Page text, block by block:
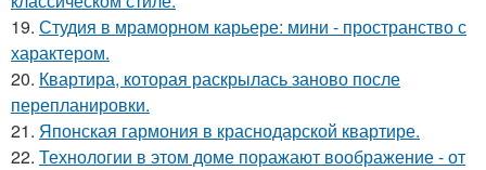
19. Студия в мраморном карьере: мини - пространство с
характером.
20. Квартира, которая раскрылась заново после
перепланировки.
21. Японская гармония в краснодарской квартире.
22. Технологии в этом доме поражают воображение - от